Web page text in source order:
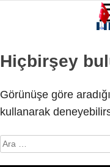
Hiçbirşey
Görünüşe göre
kullanarak
Arama: